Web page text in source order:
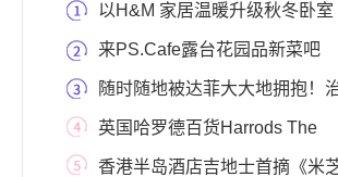
以H&M 家居温暖升级秋冬卧室
来PS.Cafe露台花园品新菜吧
随时随地被达菲大大地拥抱！
“萌主”助你
英国哈罗德百货Harrods The
Residence限时尊享会员俱
香港半岛酒店吉地士首摘《米